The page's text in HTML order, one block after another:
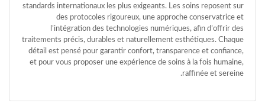
standards internationaux les plus exigeants. Les soins reposent sur
des protocoles rigoureux, une approche conservatrice et
l’intégration des technologies numériques, afin d’offrir des
traitements précis, durables et naturellement esthétiques. Chaque
détail est pensé pour garantir confort, transparence et confiance,
et pour vous proposer une expérience de soins à la fois humaine,
raffinée et sereine.